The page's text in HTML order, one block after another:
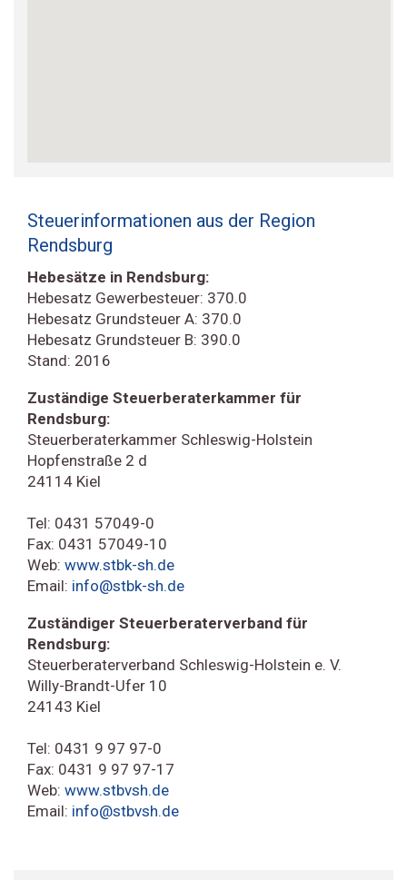
Steuerinformationen aus der Region
Rendsburg
Hebesätze in Rendsburg:
Hebesatz Gewerbesteuer: 370.0
Hebesatz Grundsteuer A: 370.0
Hebesatz Grundsteuer B: 390.0
Stand: 2016
Zuständige Steuerberaterkammer für
Rendsburg:
Steuerberaterkammer Schleswig-Holstein
Hopfenstraße 2 d
24114 Kiel
Tel: 0431 57049-0
Fax: 0431 57049-10
Web: www.stbk-sh.de
Email: info@stbk-sh.de
Zuständiger Steuerberaterverband für
Rendsburg:
Steuerberaterverband Schleswig-Holstein e. V.
Willy-Brandt-Ufer 10
24143 Kiel
Tel: 0431 9 97 97-0
Fax: 0431 9 97 97-17
Web: www.stbvsh.de
Email: info@stbvsh.de